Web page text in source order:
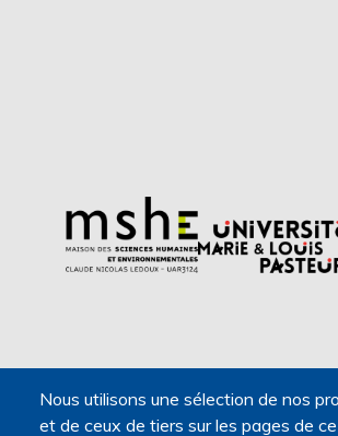
Nous utilisons une sélection de nos
et de ceux de tiers sur les pages de